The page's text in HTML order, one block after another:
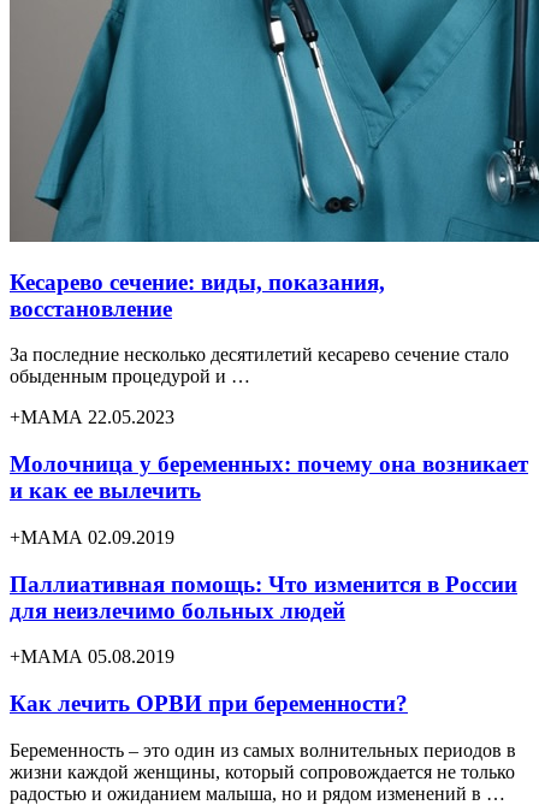
Кесарево сечение: виды, показания,
восстановление
За последние несколько десятилетий кесарево сечение стало
обыденным процедурой и …
+МАМА 22.05.2023
Молочница у беременных: почему она возникает
и как ее вылечить
+МАМА 02.09.2019
Паллиативная помощь: Что изменится в России
для неизлечимо больных людей
+МАМА 05.08.2019
Как лечить ОРВИ при беременности?
Беременность – это один из самых волнительных периодов в
жизни каждой женщины, который сопровождается не только
радостью и ожиданием малыша, но и рядом изменений в …